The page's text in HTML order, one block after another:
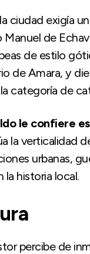
ciudad exigía
de
de estilo
de Amara, y
categoría de
le confiere
la verticalidad
urbanas,
historia local.
percibe de